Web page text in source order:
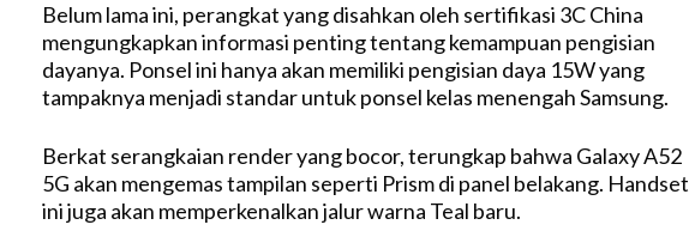
Belum lama ini, perangkat yang disahkan oleh sertifikasi 3C China
mengungkapkan informasi penting tentang kemampuan pengisian
dayanya. Ponsel ini hanya akan memiliki pengisian daya 15W yang
tampaknya menjadi standar untuk ponsel kelas menengah Samsung.
Berkat serangkaian render yang bocor, terungkap bahwa Galaxy A52
5G akan mengemas tampilan seperti Prism di panel belakang. Handset
ini juga akan memperkenalkan jalur warna Teal baru.